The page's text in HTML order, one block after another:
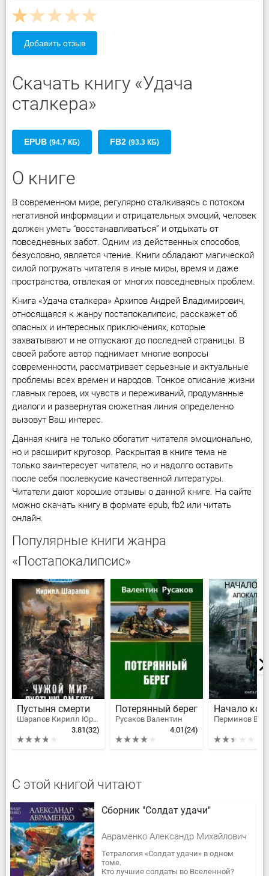
Добавить отзыв
Скачать книгу «Удача
сталкера»
EPUB (94.7 КБ) FB2 (93.3 КБ)
О книге
В современном мире, регулярно сталкиваясь с потоком
негативной информации и отрицательных эмоций, человек
должен уметь “восстанавливаться” и отдыхать от
повседневных забот. Одним из действенных способов,
безусловно, является чтение. Книги обладают магической
силой погружать читателя в иные миры, время и даже
пространства, отвлекая от многих повседневных проблем.
Книга «Удача сталкера» Архипов Андрей Владимирович,
относящаяся к жанру постапокалипсис, расскажет об
опасных и интересных приключениях, которые
захватывают и не отпускают до последней страницы. В
своей работе автор поднимает многие вопросы
современности, рассматривает серьезные и актуальные
проблемы всех времен и народов. Тонкое описание жизни
главных героев, их чувств и переживаний, продуманные
диалоги и развернутая сюжетная линия определенно
вызовут Ваш интерес.
Данная книга не только обогатит читателя эмоционально,
но и расширит кругозор. Раскрытая в книге тема не
только заинтересует читателя, но и надолго оставить
после себя послевкусие качественной литературы.
Читатели дают хорошие отзывы о данной книге. На сайте
можно скачать книгу в формате epub, fb2 или читать
онлайн.
Популярные книги жанра
«Постапокалипсис»
Пустыня смерти
Шарапов Кирилл Юрьевич
3.81(32)
Потерянный берег
Русаков Валентин
4.01(24)
С этой книгой читают
Сборник "Солдат удачи"
Авраменко Александр Михайлович
Тетралогия «Солдат удачи» в одном
томе.
Кто лучшие солдаты во Вселенной?